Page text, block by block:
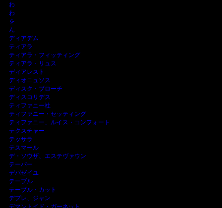
わ
わ
を
ん
ディアデム
ティアラ
ティアラ・フィッティング
ティアラ・リュス
ディアレスト
ディオニュソス
ディスク・ブローチ
ディスコリデス
ティファニー社
ティファニー・セッティング
ティファニー、ルイス・コンフォート
テクスチャー
テッサラ
テスマール
デ・ソウザ、エステヴァウン
テーパー
デバゼイユ
テーブル
テーブル・カット
デプレ、ジャン
デマントイド・ガーネット